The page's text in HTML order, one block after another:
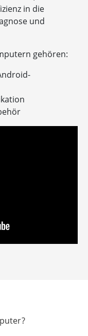
in die
und
gehören: